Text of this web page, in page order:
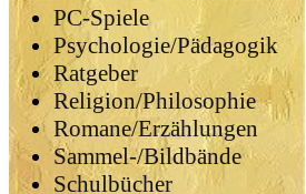
PC-Spiele
Psychologie/Pädagogik
Ratgeber
Religion/Philosophie
Romane/Erzählungen
Sammel-/Bildbände
Schulbücher